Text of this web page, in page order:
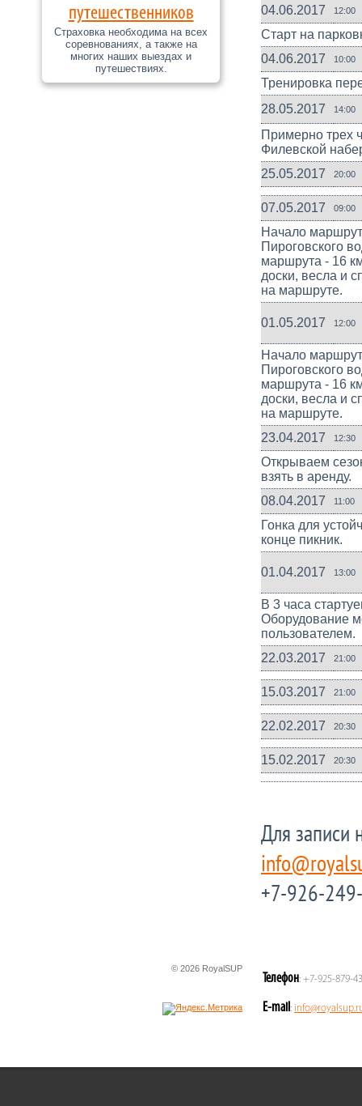
путешественников
Страховка необходима на всех
соревнованиях, а также на
многих наших выездах и
путешествиях.
04.06.2017 12:00
Старт на
04.06.2017
10:00
Тренировка
28.05.2017
14:00
Примерно трех
Филевской
25.05.2017
20:00
07.05.2017 09:00
Начало
Пироговского
маршрута - 16
доски, весла и
на маршруте.
01.05.2017 12:00
Начало
Пироговского
маршрута - 16
доски, весла и
на маршруте.
23.04.2017
12:30
Открываем
взять в аренду.
08.04.2017
11:00
Гонка для
конце пикник.
01.04.2017 13:00
В 3 часа
Оборудование
пользователем.
22.03.2017
21:00
15.03.2017 21:00
22.02.2017 20:30
15.02.2017 20:30
Для записи
+7-926-
© 2026 RoyalSUP
Телефон: +7-925-879-
E-mail :